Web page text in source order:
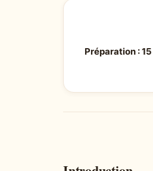
Préparation :